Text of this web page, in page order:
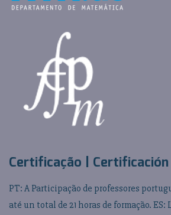
Certificação | Certificación
PT: A Participação de professores
até un total de 21 horas de formação.